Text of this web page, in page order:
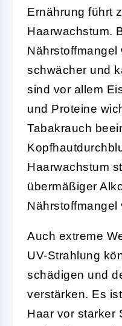
Ernährung führt
Haarwachstum.
Nährstoffmangel
schwächer und
sind vor allem
und Proteine
Tabakrauch
Haarwachstum
übermäßiger
Auch extreme
UV-Strahlung
schädigen und
verstärken. Es
Haar vor starker